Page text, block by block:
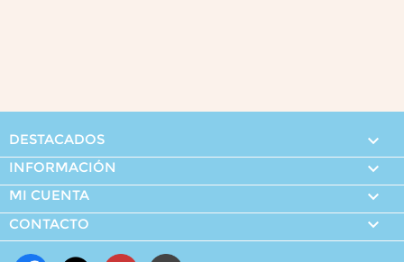
DESTACADOS 
INFORMACIÓN 
MI CUENTA 
CONTACTO 